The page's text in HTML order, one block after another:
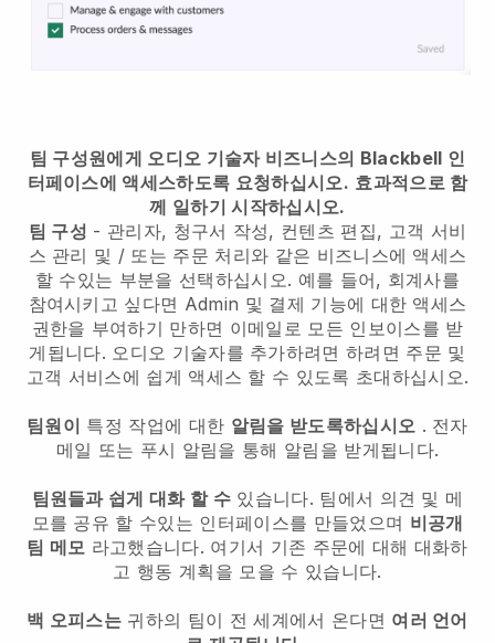
팀 구성원에게 오디오 기술자 비즈니스의 Blackbell 인
터페이스에 액세스하도록 요청하십시오. 효과적으로 함
께 일하기 시작하십시오.
팀 구성 - 관리자, 청구서 작성, 컨텐츠 편집, 고객 서비
스 관리 및 / 또는 주문 처리와 같은 비즈니스에 액세스
할 수있는 부분을 선택하십시오. 예를 들어, 회계사를
참여시키고 싶다면 Admin 및 결제 기능에 대한 액세스
권한을 부여하기 만하면 이메일로 모든 인보이스를 받
게됩니다. 오디오 기술자를 추가하려면 하려면 주문 및
고객 서비스에 쉽게 액세스 할 수 있도록 초대하십시오.
팀원이 특정 작업에 대한 알림을 받도록하십시오 . 전자
메일 또는 푸시 알림을 통해 알림을 받게됩니다.
팀원들과 쉽게 대화 할 수 있습니다. 팀에서 의견 및 메
모를 공유 할 수있는 인터페이스를 만들었으며 비공개
팀 메모 라고했습니다. 여기서 기존 주문에 대해 대화하
고 행동 계획을 모을 수 있습니다.
백 오피스는 귀하의 팀이 전 세계에서 온다면 여러 언어